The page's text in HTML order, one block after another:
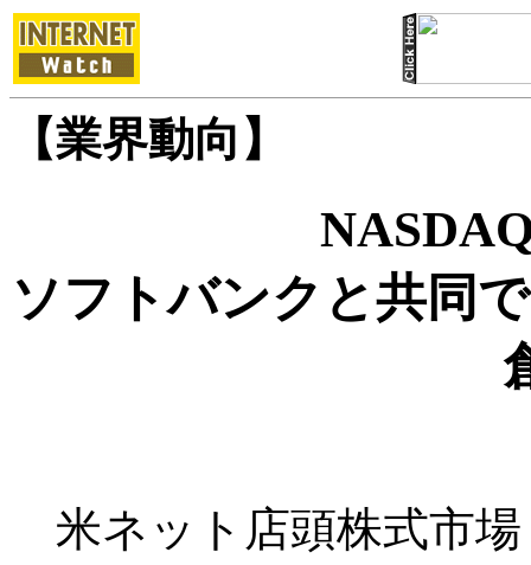
【業界動向】
ソフトバンクと共同
米ネット店頭株式市場